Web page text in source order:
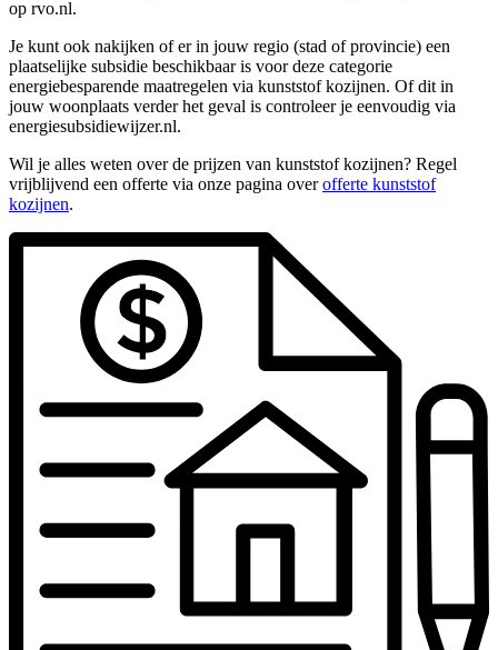
op rvo.nl.
Je kunt ook nakijken of er in jouw regio (stad of provincie) een
plaatselijke subsidie beschikbaar is voor deze categorie
energiebesparende maatregelen via kunststof kozijnen. Of dit in
jouw woonplaats verder het geval is controleer je eenvoudig via
energiesubsidiewijzer.nl.
Wil je alles weten over de prijzen van kunststof kozijnen? Regel
vrijblijvend een offerte via onze pagina overofferte kunststof
kozijnen.